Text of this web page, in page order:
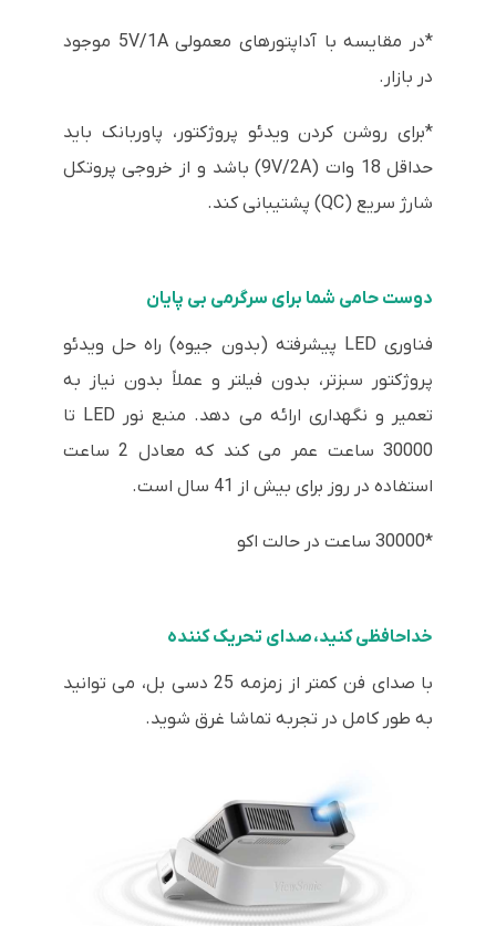
*در مقایسه با آداپتورهای معمولی 5V/1A موجود
در بازار.
*برای روشن کردن ویدئو پروژکتور، پاوربانک باید
حداقل 18 وات (9V/2A) باشد و از خروجی پروتکل
شارژ سریع (QC) پشتیبانی کند.
دوست حامی شما برای سرگرمی بی پایان
فناوری LED پیشرفته (بدون جیوه) راه حل ویدئو
پروژکتور سبزتر، بدون فیلتر و عملاً بدون نیاز به
تعمیر و نگهداری ارائه می دهد. منبع نور LED تا
30000 ساعت عمر می کند که معادل 2 ساعت
استفاده در روز برای بیش از 41 سال است.
*30000 ساعت در حالت اکو
خداحافظی کنید، صدای تحریک کننده
با صدای فن کمتر از زمزمه 25 دسی بل، می توانید
به طور کامل در تجربه تماشا غرق شوید.